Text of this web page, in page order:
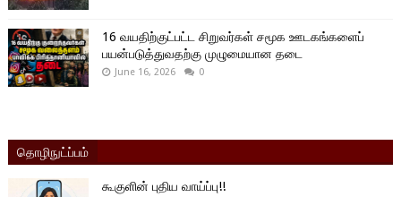
16 வயதிற்குட்பட்ட சிறுவர்கள் சமூக ஊடகங்களைப்
பயன்படுத்துவதற்கு முழுமையான தடை
June 16, 2026 0
தொழிநுட்ப்பம்
கூகுளின் புதிய வாய்ப்பு!!